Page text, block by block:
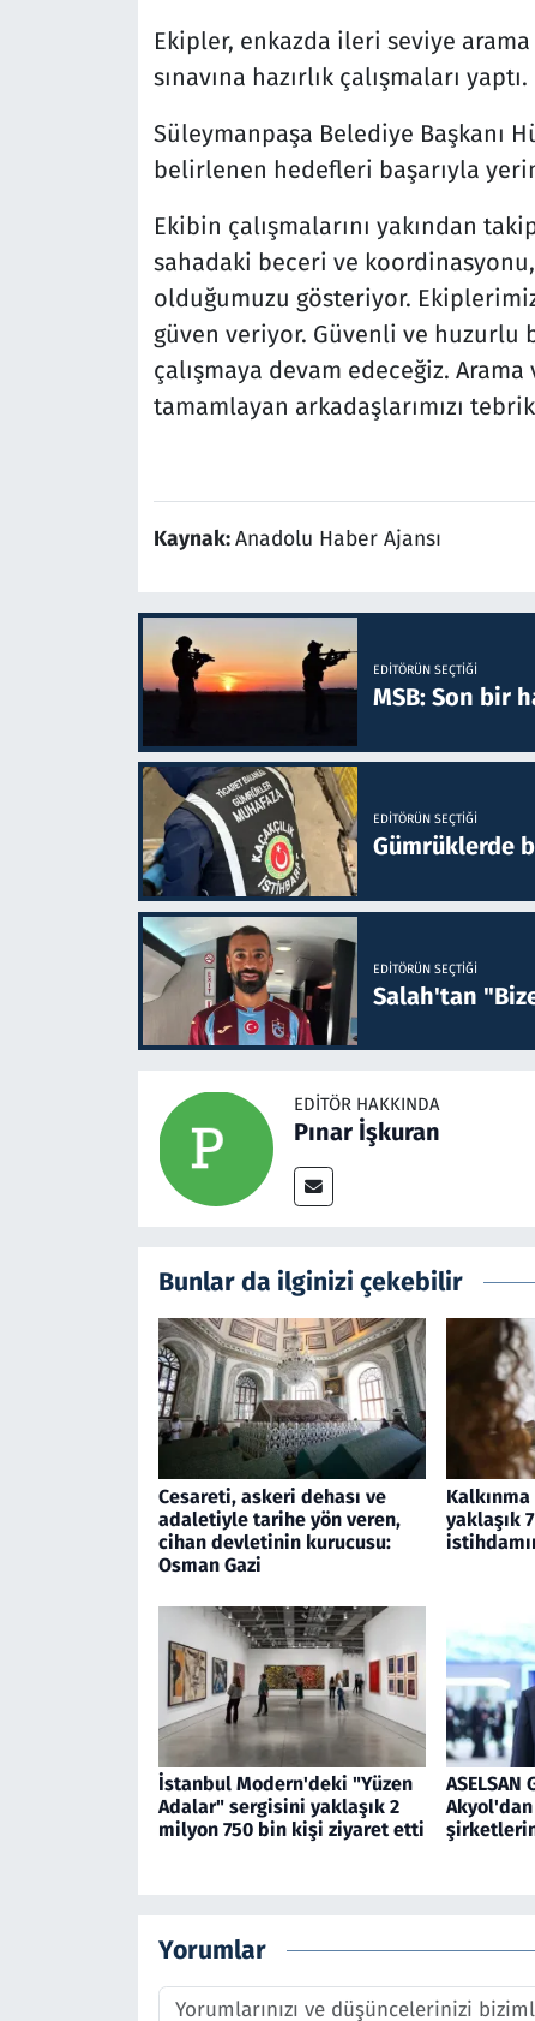
Ekipler, enkazda ileri seviye
sınavına hazırlık çalışmaları yaptı.
Süleymanpaşa Belediye Başkanı
belirlenen hedefleri başarıyla
Ekibin çalışmalarını yakından
sahadaki beceri ve
olduğumuzu gösteriyor.
güven veriyor. Güvenli ve huzurlu
çalışmaya devam edeceğiz.
tamamlayan arkadaşlarımızı
Kaynak:Anadolu Haber Ajansı
EDITÖRÜN SEÇTIĞI
MSB: Son bir
EDITÖRÜN SEÇTIĞI
Gümrüklerde
EDITÖRÜN SEÇTIĞI
Salah'tan
EDITÖR HAKKINDA
Pınar İşkuran
Bunlar da ilginizi çekebilir
Cesareti, askeri dehası ve
adaletiyle tarihe yön veren,
cihan devletinin kurucusu:
Osman Gazi
yaklaşık
İstanbul Modern'deki "Yüzen
Adalar" sergisini yaklaşık 2
milyon 750 bin kişi ziyaret etti
Akyol'dan
Yorumlar